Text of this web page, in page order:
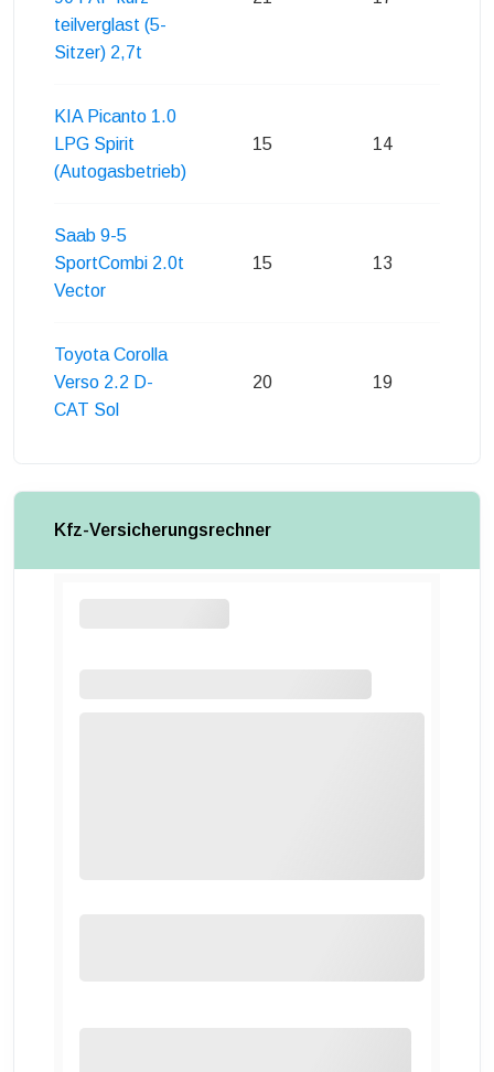
teilverglast (5-
Sitzer) 2,7t
KIA Picanto 1.0
LPG Spirit
(Autogasbetrieb)
15 14
Saab 9-5
SportCombi 2.0t
Vector
15 13
Toyota Corolla
Verso 2.2 D-
CAT Sol
20 19
Kfz-Versicherungsrechner